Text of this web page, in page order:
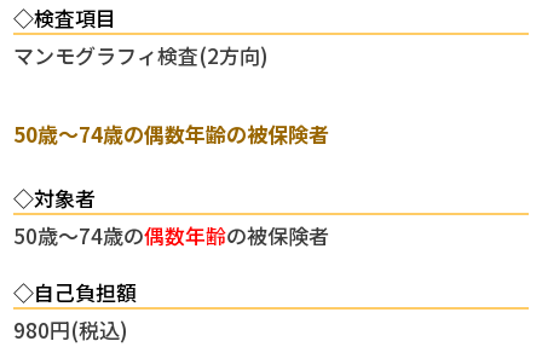
◇検査項目
マンモグラフィ検査(2方向)
50歳～74歳の偶数年齢の被保険者
◇対象者
50歳～74歳の偶数年齢の被保険者
◇自己負担額
980円(税込)